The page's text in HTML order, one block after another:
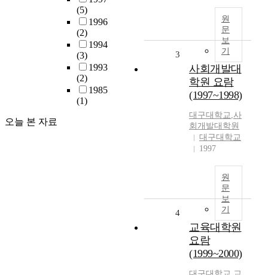
(5)
1996
(2)
1994
(3)
1993
(2)
1985
(1)
오늘 본 자료
원
문
보
기
3
사회개발대
학원 요람
(1997~1998)
대구대학교,사
회개발대학원
대구대학교
1997
원
문
보
기
4
교육대학원
요람
(1999~2000)